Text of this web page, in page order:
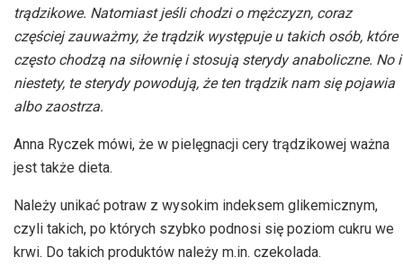
trądzikowe. Natomiast jeśli chodzi o mężczyzn, coraz
częściej zauważmy, że trądzik występuje u takich osób, które
często chodzą na siłownię i stosują sterydy anaboliczne. No i
niestety, te sterydy powodują, że ten trądzik nam się pojawia
albo zaostrza.
Anna Ryczek mówi, że w pielęgnacji cery trądzikowej ważna
jest także dieta.
Należy unikać potraw z wysokim indeksem glikemicznym,
czyli takich, po których szybko podnosi się poziom cukru we
krwi. Do takich produktów należy m.in. czekolada.